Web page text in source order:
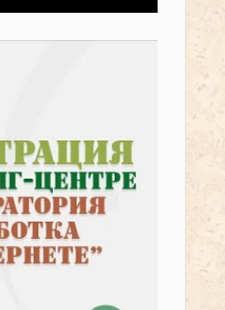
Выключить звукНастройки
На весь экран